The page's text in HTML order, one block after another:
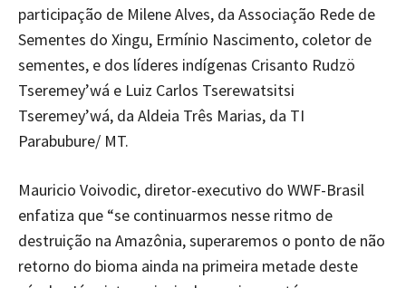
participação de Milene Alves, da Associação Rede de
Sementes do Xingu, Ermínio Nascimento, coletor de
sementes, e dos líderes indígenas Crisanto Rudzö
Tseremey’wá e Luiz Carlos Tserewatsitsi
Tseremey’wá, da Aldeia Três Marias, da TI
Parabubure/ MT.
Mauricio Voivodic, diretor-executivo do WWF-Brasil
enfatiza que “se continuarmos nesse ritmo de
destruição na Amazônia, superaremos o ponto de não
retorno do bioma ainda na primeira metade deste